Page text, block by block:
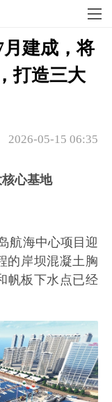
建成，将​
打造三大
2026-05-15 06:35
心基地
航海中心项目迎
岸坝混凝土胸
帆板下水点已经